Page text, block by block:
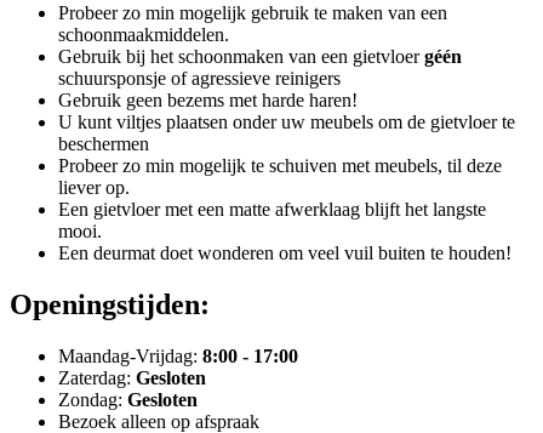
Probeer zo min mogelijk gebruik te maken van een
schoonmaakmiddelen.
Gebruik bij het schoonmaken van een gietvloergéén
schuursponsje of agressieve reinigers
Gebruik geen bezems met harde haren!
U kunt viltjes plaatsen onder uw meubels om de gietvloer te
beschermen
Probeer zo min mogelijk te schuiven met meubels, til deze
liever op.
Een gietvloer met een matte afwerklaag blijft het langste
mooi.
Een deurmat doet wonderen om veel vuil buiten te houden!
Openingstijden:
Maandag-Vrijdag: 8:00 - 17:00
Zaterdag: Gesloten
Zondag: Gesloten
Bezoek alleen op afspraak